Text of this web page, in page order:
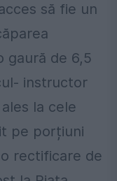
să fie un
gaură de 6,5
instructor
la cele
pe porțiuni
rectificare de